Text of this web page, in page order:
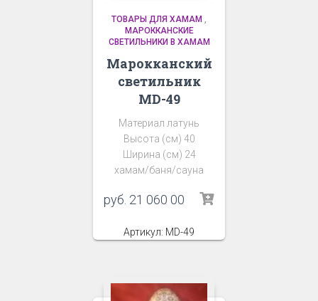
ТОВАРЫ ДЛЯ ХАМАМ
МАРОККАНСКИЕ
СВЕТИЛЬНИКИ В ХАМАМ
Марокканский
светильник
MD-49
Материал латунь
Высота (см) 40
Ширина (см) 24
хамам/баня/сауна
руб. 21 060 00
Артикул: MD-49